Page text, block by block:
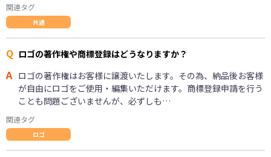
関連タグ
共通
Q ロゴの著作権や商標登録はどうなりますか？
A ロゴの著作権はお客様に譲渡いたします。その為、納品後お客様
が自由にロゴをご使用・編集いただけます。商標登録申請を行う
ことも問題ございませんが、必ずしも…
関連タグ
ロゴ